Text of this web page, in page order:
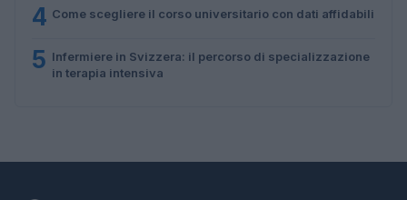
4 Come scegliere il corso universitario con dati affidabili
5 Infermiere in Svizzera: il percorso di specializzazione
in terapia intensiva